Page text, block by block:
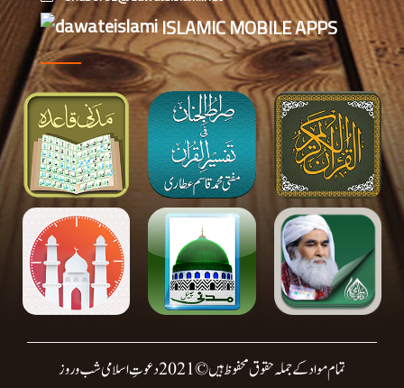
ISLAMIC MOBILE APPS
تمام مواد کے جملہ حقوق محفوظ ہیں © 2021 دعوتِ اسلامی شب وروز